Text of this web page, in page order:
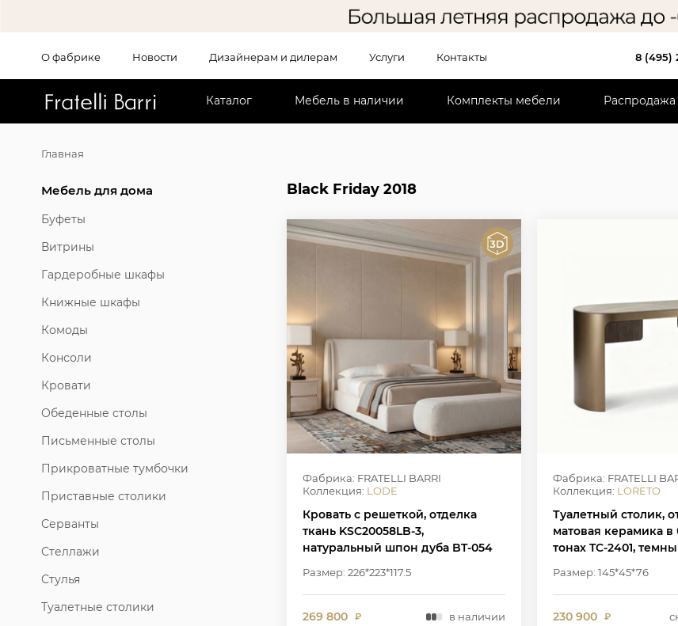
О фабрике Новости Дизайнерам и дилерам Услуги Контакты 8 (495)
Каталог Мебель в наличии Комплекты мебели Распродажа
Главная
Мебель для дома
Буфеты
Витрины
Гардеробные шкафы
Книжные шкафы
Комоды
Консоли
Кровати
Обеденные столы
Письменные столы
Прикроватные тумбочки
Приставные столики
Серванты
Стеллажи
Стулья
Туалетные столики
Black Friday 2018
Фабрика: FRATELLI BARRI
Коллекция: LODE
Кровать с решеткой, отделка
ткань KSC20058LB-3,
натуральный шпон дуба BT-054
Размер: 226*223*117.5
269 800 ₽ в наличии
Фабрика: FRATELLI
Коллекция: LORETO
Туалетный столик,
матовая керамика
тонах TC-2401,
Размер: 145*45*76
230 900 ₽